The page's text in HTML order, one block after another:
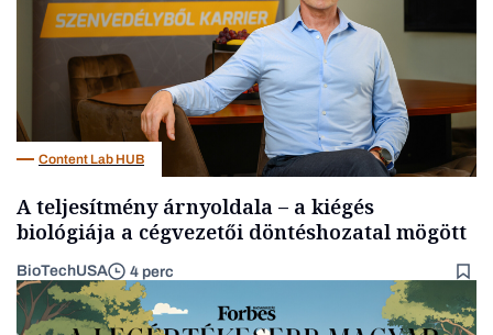
Content Lab HUB
A teljesítmény árnyoldala – a kiégés
biológiája a cégvezetői döntéshozatal mögött
BioTechUSA 4 perc